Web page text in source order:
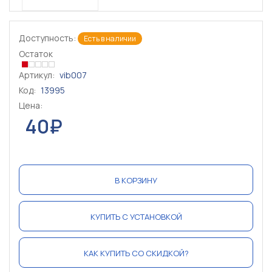
Доступность: Есть в наличии
Остаток
Артикул: vib007
Код: 13995
Цена:
40₽
В КОРЗИНУ
КУПИТЬ С УСТАНОВКОЙ
КАК КУПИТЬ СО СКИДКОЙ?